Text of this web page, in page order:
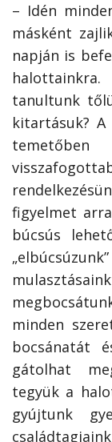
– Idén
másként
napján is
tanultunk
kitartásuk?
figyelmet
búcsús
minden
bocsánatát
gátolhat
tegyük a
gyújtunk